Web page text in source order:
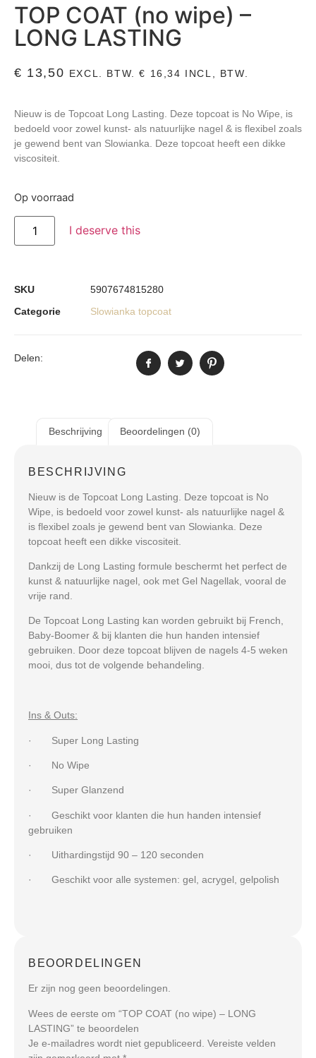
TOP COAT (no wipe) –
LONG LASTING
€ 13,50 EXCL. BTW.€ 16,34 INCL, BTW.
Nieuw is de Topcoat Long Lasting. Deze topcoat is No Wipe, is
bedoeld voor zowel kunst- als natuurlijke nagel & is flexibel zoals
je gewend bent van Slowianka. Deze topcoat heeft een dikke
viscositeit.
Op voorraad
I deserve this
SKU
5907674815280
Categorie
Slowianka topcoat
Delen:
Beschrijving Beoordelingen (0)
BESCHRIJVING
Nieuw is de Topcoat Long Lasting. Deze topcoat is No
Wipe, is bedoeld voor zowel kunst- als natuurlijke nagel &
is flexibel zoals je gewend bent van Slowianka. Deze
topcoat heeft een dikke viscositeit.
Dankzij de Long Lasting formule beschermt het perfect de
kunst & natuurlijke nagel, ook met Gel Nagellak, vooral de
vrije rand.
De Topcoat Long Lasting kan worden gebruikt bij French,
Baby-Boomer & bij klanten die hun handen intensief
gebruiken. Door deze topcoat blijven de nagels 4-5 weken
mooi, dus tot de volgende behandeling.
Ins & Outs:
· Super Long Lasting
· No Wipe
· Super Glanzend
· Geschikt voor klanten die hun handen intensief
gebruiken
· Uithardingstijd 90 – 120 seconden
· Geschikt voor alle systemen: gel, acrygel, gelpolish
BEOORDELINGEN
Er zijn nog geen beoordelingen.
Wees de eerste om “TOP COAT (no wipe) – LONG
LASTING” te beoordelen
Je e-mailadres wordt niet gepubliceerd. Vereiste velden